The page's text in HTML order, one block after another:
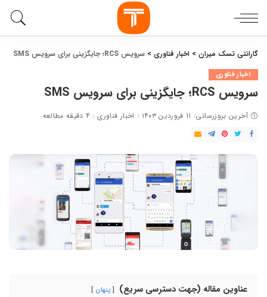
گارانتی تسک میران > اخبار فناوری > سرویس RCS؛ جایگزینی برای سرویس SMS
اخبار فناوری
سرویس RCS؛ جایگزینی برای سرویس SMS
آخرین بروزرسانی: ۱۱ فروردین ۱۴۰۳ اخبار فناوری ۴ دقیقه مطالعه
عناوین مقاله (جهت دسترسی سریع) پنهان